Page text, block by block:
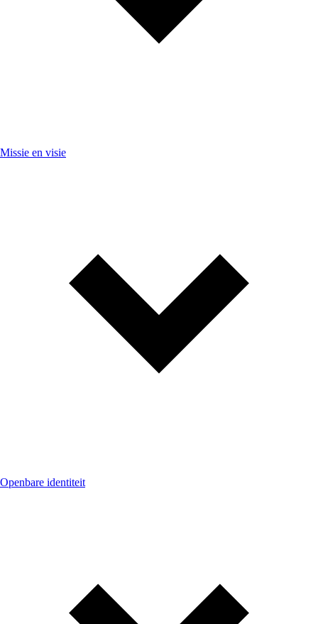
Missie en visie
Openbare identiteit